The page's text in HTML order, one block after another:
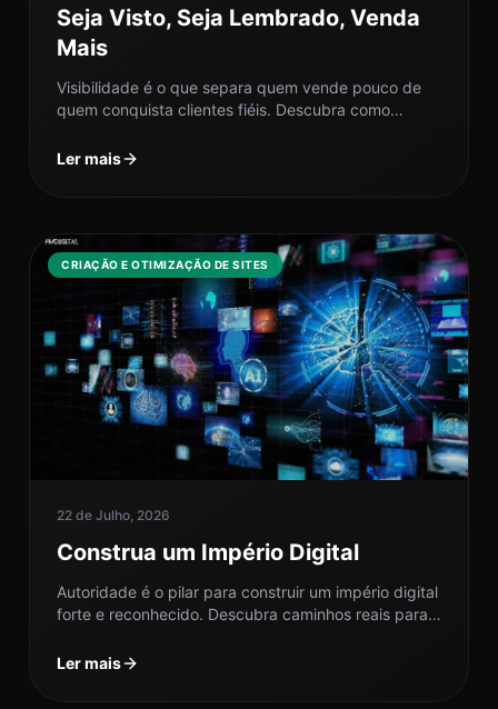
Seja Visto, Seja Lembrado, Venda
Mais
Visibilidade é o que separa quem vende pouco de
quem conquista clientes fiéis. Descubra como
Ler mais
CRIAÇÃO E OTIMIZAÇÃO DE SITES
22 de Julho, 2026
Construa um Império Digital
Autoridade é o pilar para construir um império digital
forte e reconhecido. Descubra caminhos reais para
Ler mais